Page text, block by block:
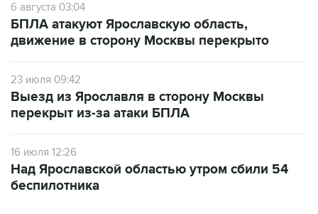
6 августа 03:04
БПЛА атакуют Ярославскую область,
движение в сторону Москвы перекрыто
23 июля 09:42
Выезд из Ярославля в сторону Москвы
перекрыт из-за атаки БПЛА
16 июля 12:26
Над Ярославской областью утром сбили 54
беспилотника